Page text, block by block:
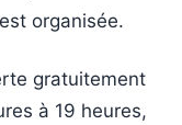
organisée.
gratuitement
à 19 heures,